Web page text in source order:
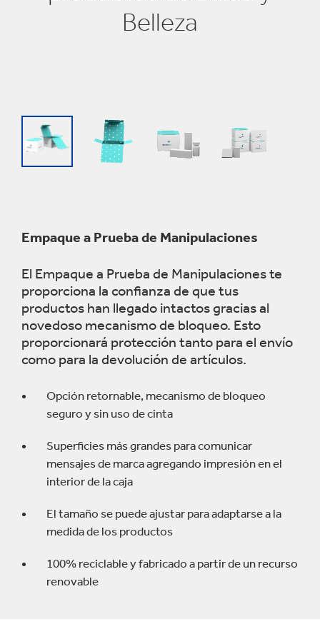
Belleza
Empaque a Prueba de Manipulaciones
El Empaque a Prueba de Manipulaciones te
proporciona la confianza de que tus
productos han llegado intactos gracias al
novedoso mecanismo de bloqueo. Esto
proporcionará protección tanto para el envío
como para la devolución de artículos.
Opción retornable, mecanismo de bloqueo
seguro y sin uso de cinta
Superficies más grandes para comunicar
mensajes de marca agregando impresión en el
interior de la caja
El tamaño se puede ajustar para adaptarse a la
medida de los productos
100% reciclable y fabricado a partir de un recurso
renovable